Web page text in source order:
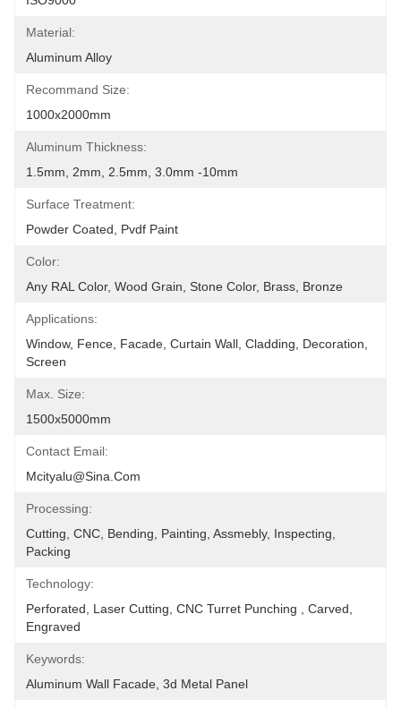
Material:
Aluminum Alloy
Recommand Size:
1000x2000mm
Aluminum Thickness:
1.5mm, 2mm, 2.5mm, 3.0mm -10mm
Surface Treatment:
Powder Coated, Pvdf Paint
Color:
Any RAL Color, Wood Grain, Stone Color, Brass, Bronze
Applications:
Window, Fence, Facade, Curtain Wall, Cladding, Decoration,
Screen
Max. Size:
1500x5000mm
Contact Email:
Mcityalu@sina.com
Processing:
Cutting, CNC, Bending, Painting, Assmebly, Inspecting,
Packing
Technology:
Perforated, Laser Cutting, CNC Turret Punching , Carved,
Engraved
Keywords:
Aluminum Wall Facade, 3d Metal Panel